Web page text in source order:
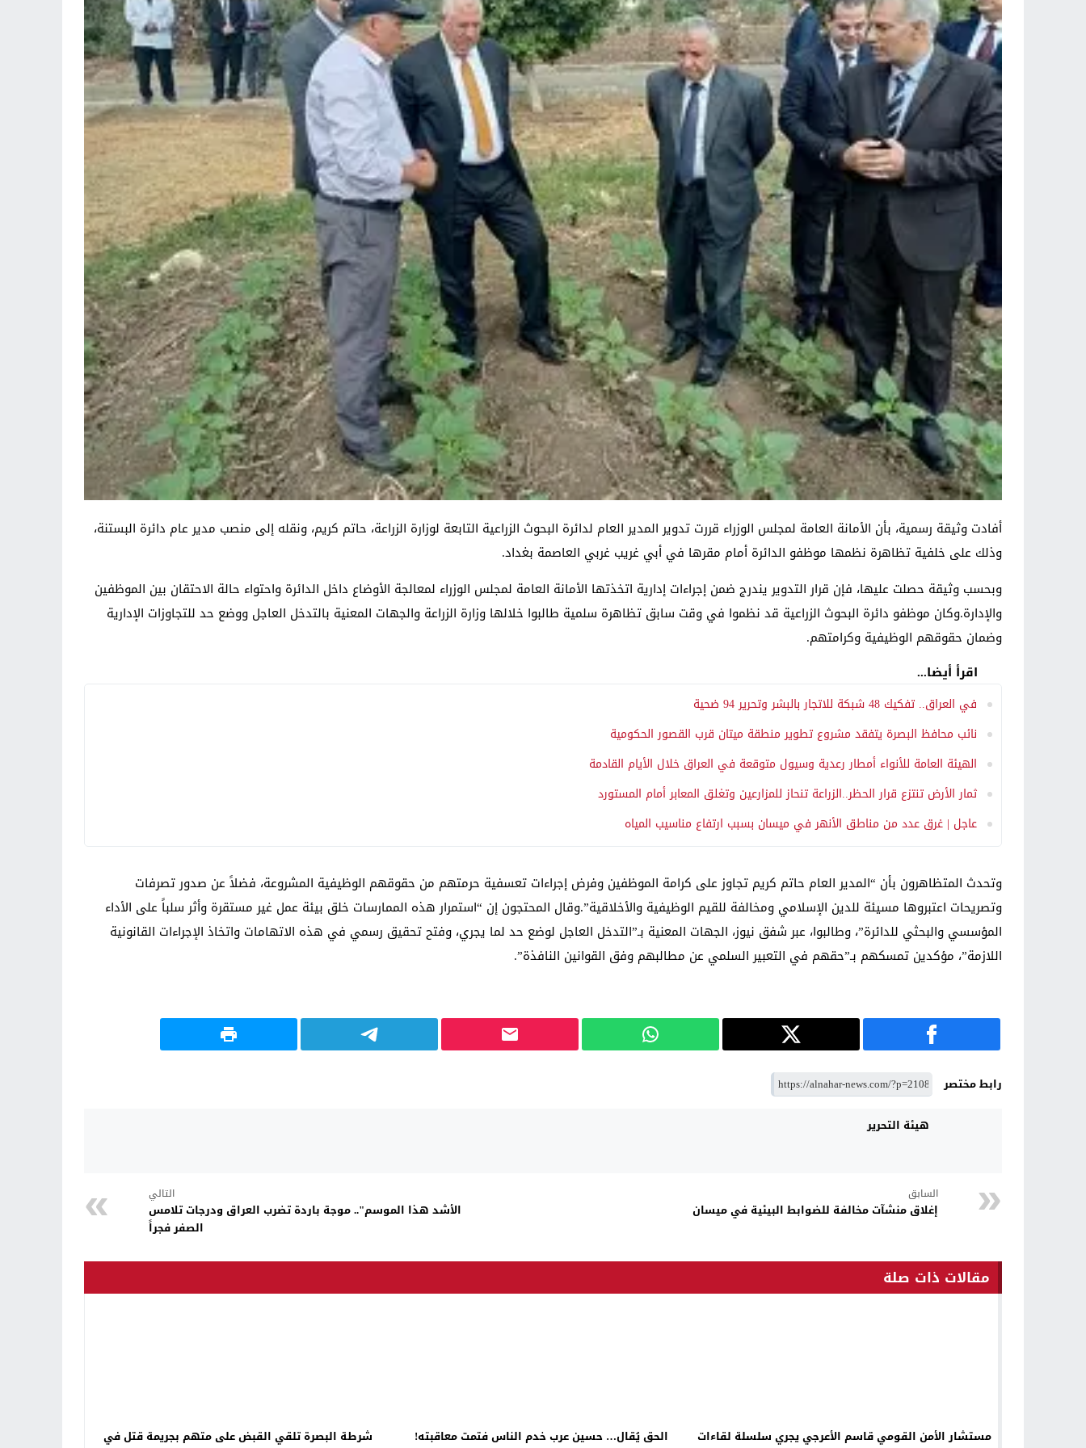
أفادت وثيقة رسمية، بأن الأمانة العامة لمجلس الوزراء قررت تدوير المدير العام لدائرة البحوث الزراعية التابعة لوزارة الزراعة، حاتم كريم، ونقله إلى منصب مدير عام دائرة البستنة،
وذلك على خلفية تظاهرة نظمها موظفو الدائرة أمام مقرها في أبي غريب غربي العاصمة بغداد.
وبحسب وثيقة حصلت عليها، فإن قرار التدوير يندرج ضمن إجراءات إدارية اتخذتها الأمانة العامة لمجلس الوزراء لمعالجة الأوضاع داخل الدائرة واحتواء حالة الاحتقان بين الموظفين
والإدارة.وكان موظفو دائرة البحوث الزراعية قد نظموا في وقت سابق تظاهرة سلمية طالبوا خلالها وزارة الزراعة والجهات المعنية بالتدخل العاجل ووضع حد للتجاوزات الإدارية
وضمان حقوقهم الوظيفية وكرامتهم.
اقرأ أيضا...
في العراق.. تفكيك 48 شبكة للاتجار بالبشر وتحرير 94 ضحية
نائب محافظ البصرة يتفقد مشروع تطوير منطقة ميتان قرب القصور الحكومية
الهيئة العامة للأنواء أمطار رعدية وسيول متوقعة في العراق خلال الأيام القادمة
ثمار الأرض تنتزع قرار الحظر..الزراعة تنحاز للمزارعين وتغلق المعابر أمام المستورد
عاجل | غرق عدد من مناطق الأنهر في ميسان بسبب ارتفاع مناسيب المياه
وتحدث المتظاهرون بأن “المدير العام حاتم كريم تجاوز على كرامة الموظفين وفرض إجراءات تعسفية حرمتهم من حقوقهم الوظيفية المشروعة، فضلاً عن صدور تصرفات
وتصريحات اعتبروها مسيئة للدين الإسلامي ومخالفة للقيم الوظيفية والأخلاقية”.وقال المحتجون إن “استمرار هذه الممارسات خلق بيئة عمل غير مستقرة وأثر سلباً على الأداء
المؤسسي والبحثي للدائرة”، وطالبوا، عبر شفق نيوز، الجهات المعنية بـ”التدخل العاجل لوضع حد لما يجري، وفتح تحقيق رسمي في هذه الاتهامات واتخاذ الإجراءات القانونية
اللازمة”، مؤكدين تمسكهم بـ”حقهم في التعبير السلمي عن مطالبهم وفق القوانين النافذة”.
رابط مختصر
هيئة التحرير
السابق
إغلاق منشآت مخالفة للضوابط البيئية في ميسان
التالي
الأشد هذا الموسم".. موجة باردة تضرب العراق ودرجات تلامس
الصفر فجراً
مقالات ذات صلة
مستشار الأمن القومي قاسم الأعرجي يجري سلسلة لقاءات
الحق يُقال… حسين عرب خدم الناس فتمت معاقبته!
شرطة البصرة تلقي القبض على متهم بجريمة قتل في